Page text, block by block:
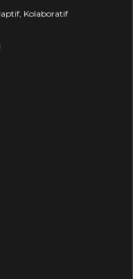
Kolaboratif